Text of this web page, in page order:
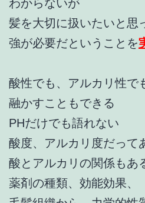
わからないが
髪を大切に扱いたいと思
強が必要だということを
酸性でも、アルカリ性で
融かすこともできる
PHだけでも語れない
酸度、アルカリ度だって
酸とアルカリの関係もあ
薬剤の種類、効能効果、